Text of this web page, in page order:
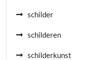
schilder
schilderen
schilderkunst